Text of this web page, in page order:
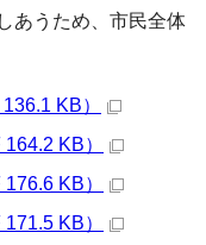
あうため、市民全体
KB）
KB）
KB）
KB）